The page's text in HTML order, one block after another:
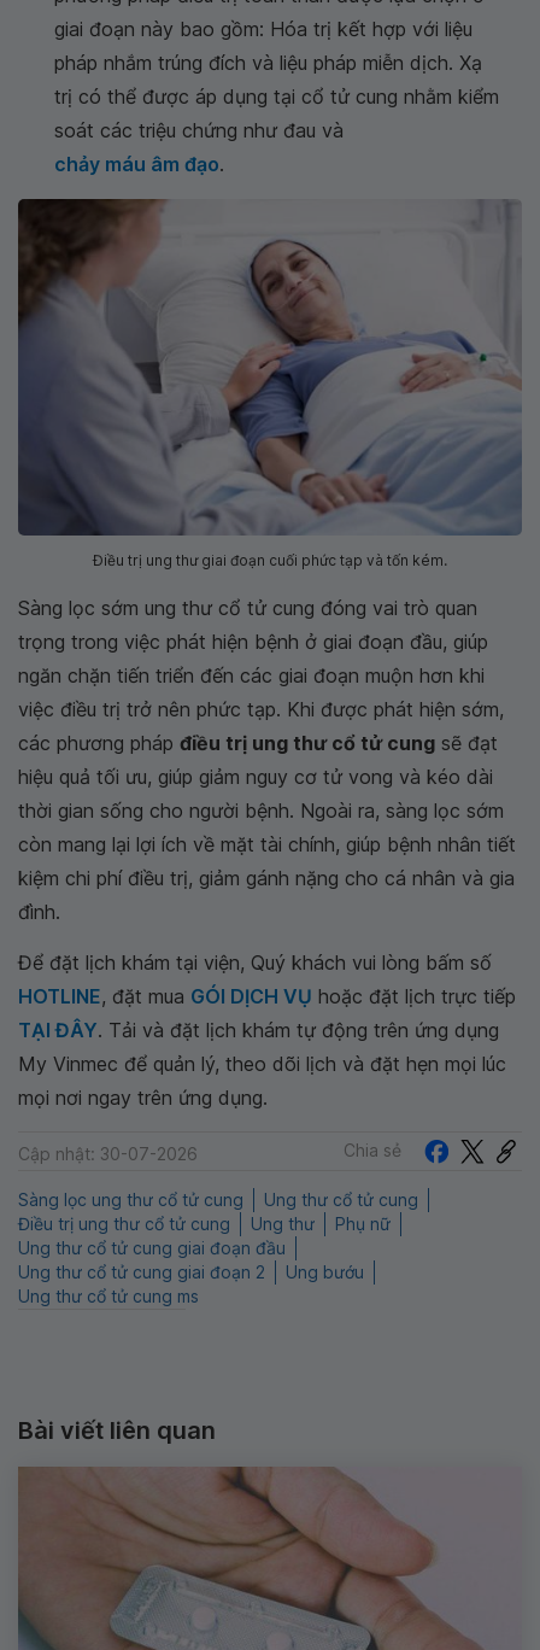
giai đoạn này bao gồm: Hóa trị kết hợp với liệu
pháp nhắm trúng đích và liệu pháp miễn dịch. Xạ
trị có thể được áp dụng tại cổ tử cung nhằm kiểm
soát các triệu chứng như đau và
chảy máu âm đạo.
Điều trị ung thư giai đoạn cuối phức tạp và tốn kém.
Sàng lọc sớm ung thư cổ tử cung đóng vai trò quan
trọng trong việc phát hiện bệnh ở giai đoạn đầu, giúp
ngăn chặn tiến triển đến các giai đoạn muộn hơn khi
việc điều trị trở nên phức tạp. Khi được phát hiện sớm,
các phương pháp điều trị ung thư cổ tử cung sẽ đạt
hiệu quả tối ưu, giúp giảm nguy cơ tử vong và kéo dài
thời gian sống cho người bệnh. Ngoài ra, sàng lọc sớm
còn mang lại lợi ích về mặt tài chính, giúp bệnh nhân tiết
kiệm chi phí điều trị, giảm gánh nặng cho cá nhân và gia
đình.
Để đặt lịch khám tại viện, Quý khách vui lòng bấm số
HOTLINE, đặt mua GÓI DỊCH VỤ hoặc đặt lịch trực tiếp
TẠI ĐÂY. Tải và đặt lịch khám tự động trên ứng dụng
My Vinmec để quản lý, theo dõi lịch và đặt hẹn mọi lúc
mọi nơi ngay trên ứng dụng.
Cập nhật: 30-07-2026 Chia sẻ
Sàng lọc ung thư cổ tử cung
Ung thư cổ tử cung
Điều trị ung thư cổ tử cung
Ung thư
Phụ nữ
Ung thư cổ tử cung giai đoạn đầu
Ung thư cổ tử cung giai đoạn 2
Ung bướu
Ung thư cổ tử cung ms
Bài viết liên quan